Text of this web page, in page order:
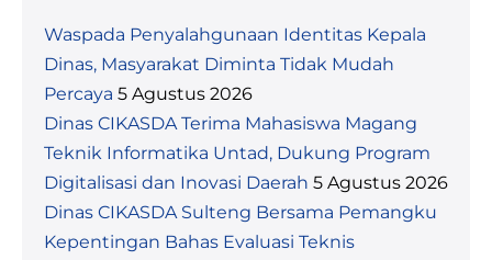
Waspada Penyalahgunaan Identitas Kepala
Dinas, Masyarakat Diminta Tidak Mudah
Percaya 5 Agustus 2026
Dinas CIKASDA Terima Mahasiswa Magang
Teknik Informatika Untad, Dukung Program
Digitalisasi dan Inovasi Daerah 5 Agustus 2026
Dinas CIKASDA Sulteng Bersama Pemangku
Kepentingan Bahas Evaluasi Teknis